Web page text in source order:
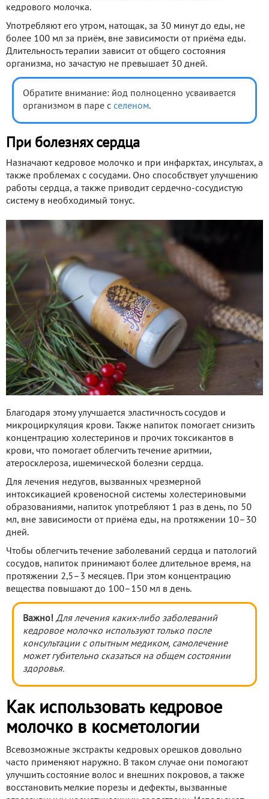
кедрового молочка.
Употребляют его утром, натощак, за 30 минут до еды, не
более 100 мл за приём, вне зависимости от приёма еды.
Длительность терапии зависит от общего состояния
организма, но зачастую не превышает 30 дней.
Обратите внимание: йод полноценно усваивается
организмом в паре с селеном.
При болезнях сердца
Назначают кедровое молочко и при инфарктах, инсультах, а
также проблемах с сосудами. Оно способствует улучшению
работы сердца, а также приводит сердечно-сосудистую
систему в необходимый тонус.
Благодаря этому улучшается эластичность сосудов и
микроциркуляция крови. Также напиток помогает снизить
концентрацию холестеринов и прочих токсикантов в
крови, что помогает облегчить течение аритмии,
атеросклероза, ишемической болезни сердца.
Для лечения недугов, вызванных чрезмерной
интоксикацией кровеносной системы холестериновыми
образованиями, напиток употребляют 1 раз в день, по 50
мл, вне зависимости от приёма еды, на протяжении 10–30
дней.
Чтобы облегчить течение заболеваний сердца и патологий
сосудов, напиток принимают более длительное время, на
протяжении 2,5–3 месяцев. При этом концентрацию
вещества повышают до 100–150 мл в день.
Важно! Для лечения каких-либо заболеваний
кедровое молочко используют только после
консультации с опытным медиком, самолечение
может губительно сказаться на общем состоянии
здоровья.
Как использовать кедровое
молочко в косметологии
Всевозможные экстракты кедровых орешков довольно
часто применяют наружно. В таком случае они помогают
улучшить состояние волос и внешних покровов, а также
восстановить мелкие порезы и дефекты, вызванные